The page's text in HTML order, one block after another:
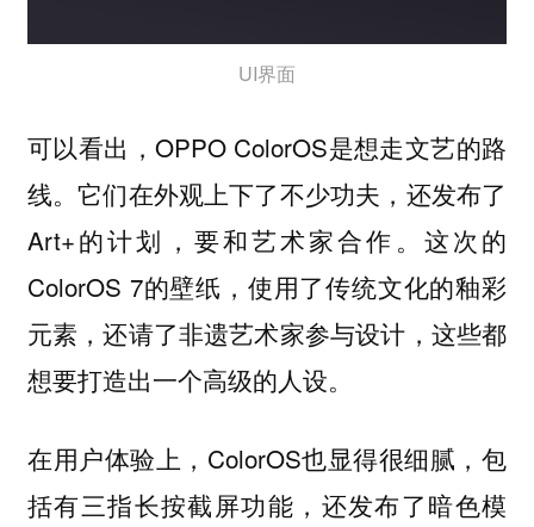
UI界面
可以看出，OPPO ColorOS是想走文艺的路
线。它们在外观上下了不少功夫，还发布了
Art+的计划，要和艺术家合作。这次的
ColorOS 7的壁纸，使用了传统文化的釉彩
元素，还请了非遗艺术家参与设计，这些都
想要打造出一个高级的人设。
在用户体验上，ColorOS也显得很细腻，包
括有三指长按截屏功能，还发布了暗色模